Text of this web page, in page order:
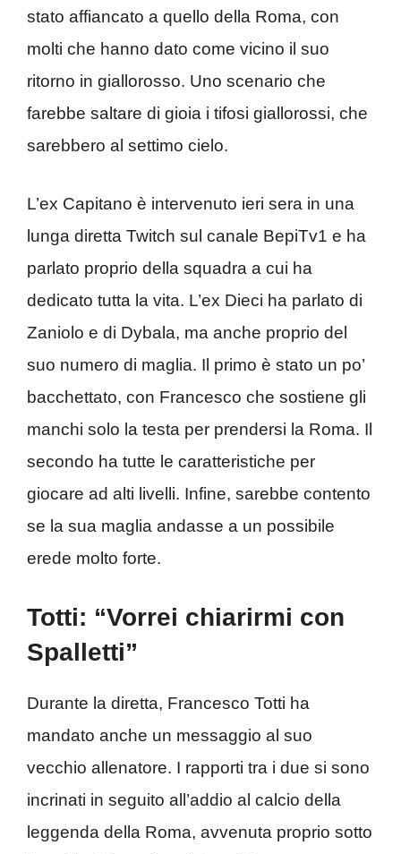
stato affiancato a quello della Roma, con
molti che hanno dato come vicino il suo
ritorno in giallorosso. Uno scenario che
farebbe saltare di gioia i tifosi giallorossi, che
sarebbero al settimo cielo.
L’ex Capitano è intervenuto ieri sera in una
lunga diretta Twitch sul canale BepiTv1 e ha
parlato proprio della squadra a cui ha
dedicato tutta la vita. L’ex Dieci ha parlato di
Zaniolo e di Dybala, ma anche proprio del
suo numero di maglia. Il primo è stato un po’
bacchettato, con Francesco che sostiene gli
manchi solo la testa per prendersi la Roma. Il
secondo ha tutte le caratteristiche per
giocare ad alti livelli. Infine, sarebbe contento
se la sua maglia andasse a un possibile
erede molto forte.
Totti: “Vorrei chiarirmi con
Spalletti”
Durante la diretta, Francesco Totti ha
mandato anche un messaggio al suo
vecchio allenatore. I rapporti tra i due si sono
incrinati in seguito all’addio al calcio della
leggenda della Roma, avvenuta proprio sotto